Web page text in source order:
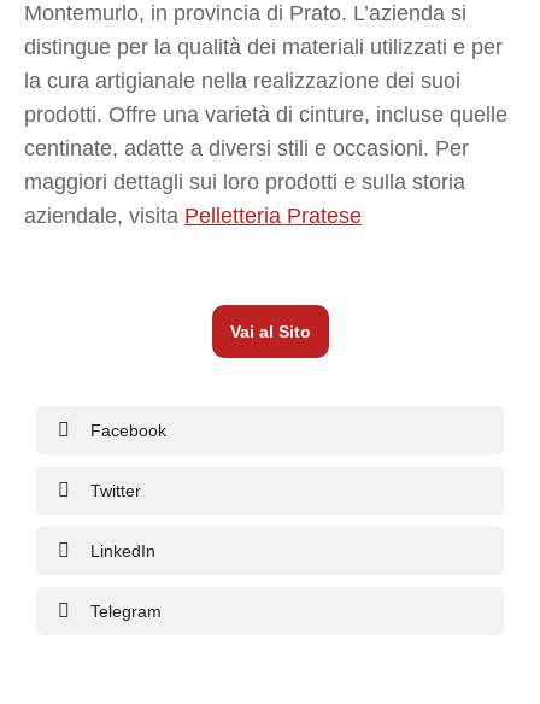
Montemurlo, in provincia di Prato. L’azienda si
distingue per la qualità dei materiali utilizzati e per
la cura artigianale nella realizzazione dei suoi
prodotti. Offre una varietà di cinture, incluse quelle
centinate, adatte a diversi stili e occasioni. Per
maggiori dettagli sui loro prodotti e sulla storia
aziendale, visita Pelletteria Pratese
Vai al Sito
Facebook
Twitter
LinkedIn
Telegram